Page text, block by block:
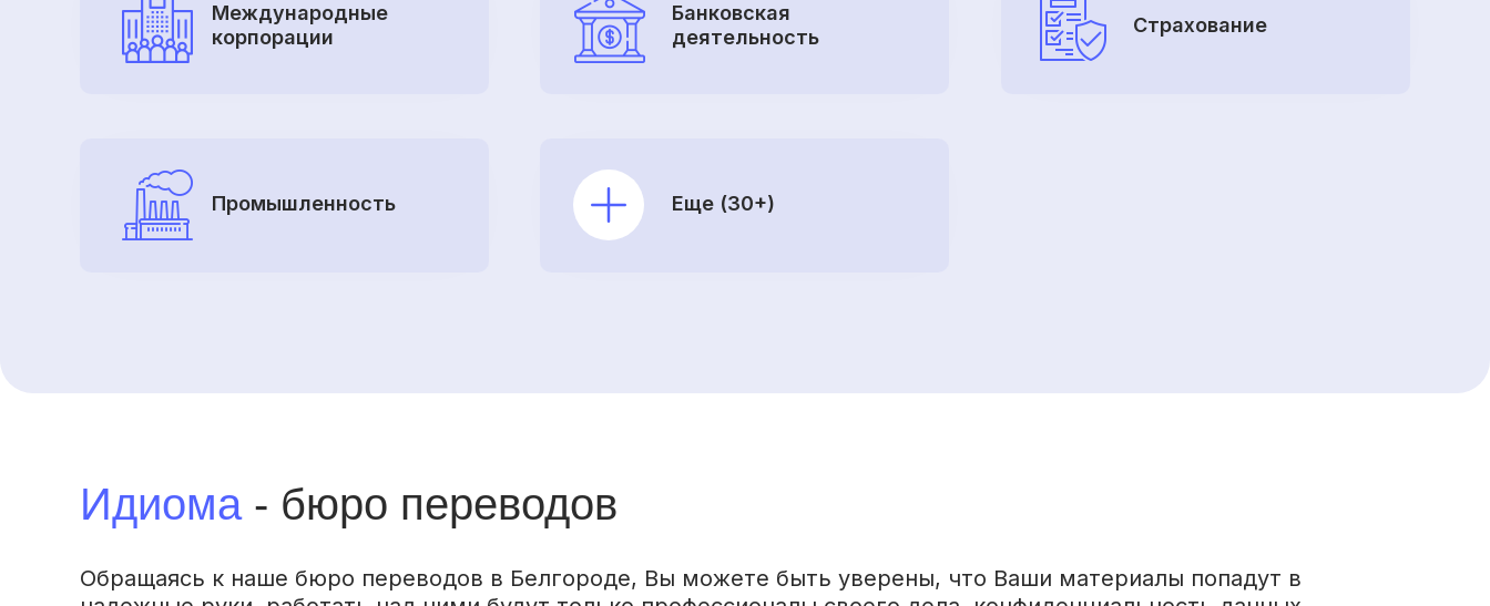
Международные
корпорации
Промышленность
Банковская
деятельность
Еще (30+)
Страхование
Обращаясь к наше бюро переводов в Белгороде, Вы можете быть уверены, что Ваши материалы попадут в
Идиома- бюро переводов